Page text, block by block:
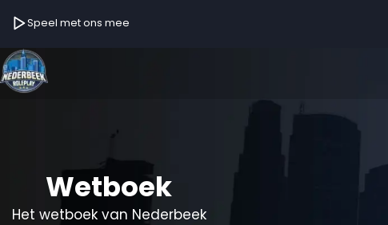
Speel met ons mee
Wetboek
Het wetboek van Nederbeek